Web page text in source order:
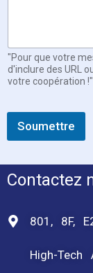
"Pour que votre
d'inclure des URL
votre coopération !"
Soumettre
Contactez
801, 8F,
High-Tech